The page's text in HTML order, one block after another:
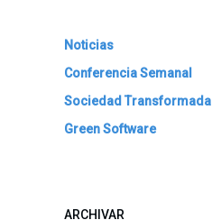
Noticias
Conferencia Semanal
Sociedad Transformada
Green Software
ARCHIVAR